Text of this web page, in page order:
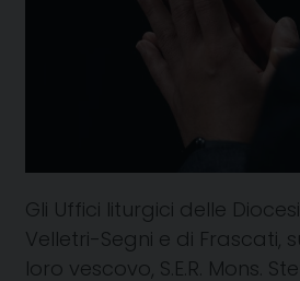
Gli Uffici liturgici delle
Velletri-Segni e di Frascati,
loro vescovo, S.E.R. Mons.